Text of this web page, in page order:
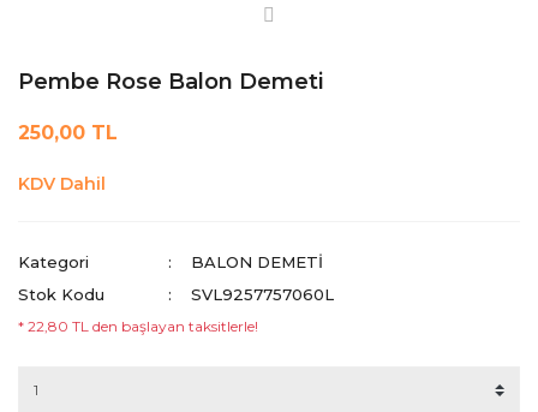
Pembe Rose Balon Demeti
250,00 TL
KDV Dahil
Kategori
BALON DEMETİ
Stok Kodu
SVL9257757060L
* 22,80 TL den başlayan taksitlerle!